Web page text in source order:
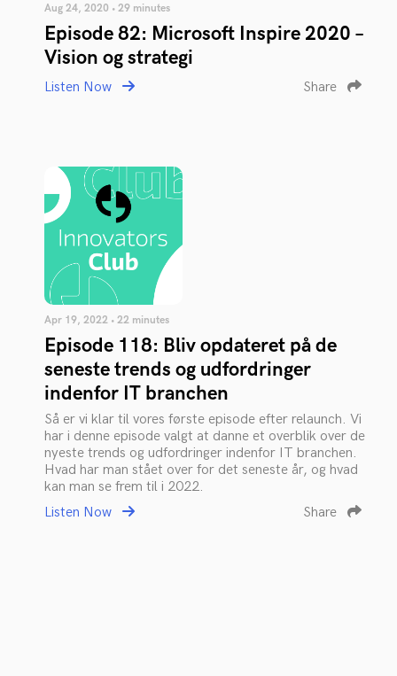
Aug 24, 2020 • 29 minutes
Episode 82: Microsoft Inspire 2020 –
Vision og strategi
Listen Now Share
Apr 19, 2022 • 22 minutes
Episode 118: Bliv opdateret på de
seneste trends og udfordringer
indenfor IT branchen
Så er vi klar til vores første episode efter relaunch. Vi
har i denne episode valgt at danne et overblik over de
nyeste trends og udfordringer indenfor IT branchen.
Hvad har man stået over for det seneste år, og hvad
kan man se frem til i 2022.
Listen Now
Share